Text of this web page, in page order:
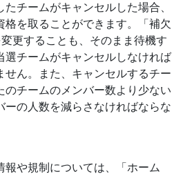
チームがキャンセルした場合、
格を取ることができます。「補欠
更することも、そのまま待機す
選チームがキャンセルしなければ
せん。また、キャンセルするチー
のチームのメンバー数より少ない
の人数を減らさなければならな
や規制については、「ホーム